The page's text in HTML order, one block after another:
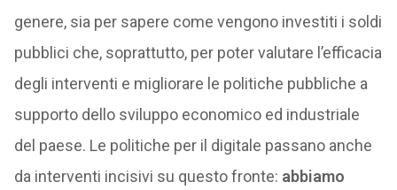
genere, sia per sapere come vengono investiti i soldi
pubblici che, soprattutto, per poter valutare l’efficacia
degli interventi e migliorare le politiche pubbliche a
supporto dello sviluppo economico ed industriale
del paese. Le politiche per il digitale passano anche
da interventi incisivi su questo fronte: abbiamo